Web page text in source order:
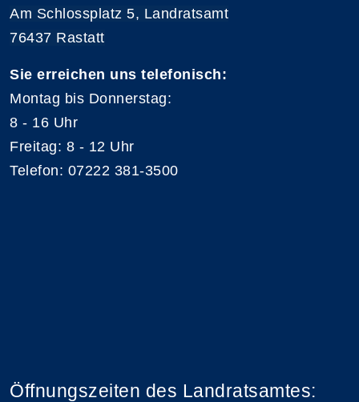
Am Schlossplatz 5, Landratsamt
76437 Rastatt
Sie erreichen uns telefonisch:
Montag bis Donnerstag:
8 - 16 Uhr
Freitag: 8 - 12 Uhr
Telefon: 07222 381-3500
Öffnungszeiten des Landratsamtes: